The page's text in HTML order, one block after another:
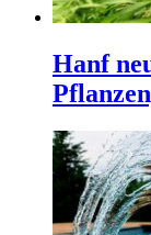
Hanf